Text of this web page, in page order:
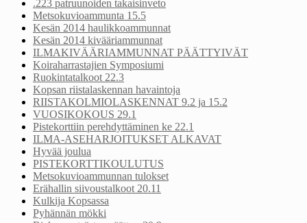
.223 patruunoiden takaisinveto
Metsokuvioammunta 15.5
Kesän 2014 haulikkoammunnat
Kesän 2014 kivääriammunnat
ILMAKIVÄÄRIAMMUNNAT PÄÄTTYIVÄT
Koiraharrastajien Symposiumi
Ruokintatalkoot 22.3
Kopsan riistalaskennan havaintoja
RIISTAKOLMIOLASKENNAT 9.2 ja 15.2
VUOSIKOKOUS 29.1
Pistekorttiin perehdyttäminen ke 22.1
ILMA-ASEHARJOITUKSET ALKAVAT
Hyvää joulua
PISTEKORTTIKOULUTUS
Metsokuvioammunnan tulokset
Erähallin siivoustalkoot 20.11
Kulkija Kopsassa
Pyhännän mökki